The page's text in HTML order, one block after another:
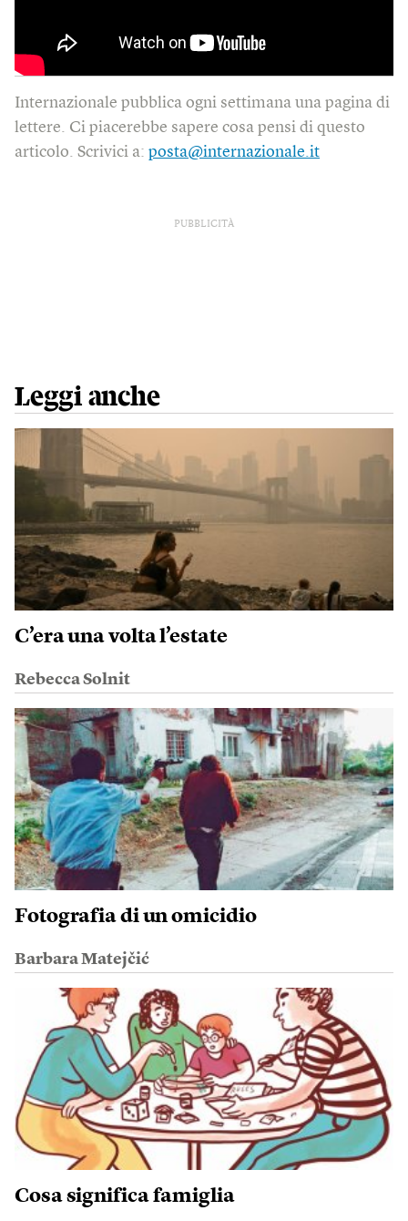
Internazionale pubblica ogni settimana una pagina di
lettere. Ci piacerebbe sapere cosa pensi di questo
articolo. Scrivici a: posta@internazionale.it
PUBBLICITÀ
Leggi anche
C’era una volta l’estate
Rebecca Solnit
Fotografia di un omicidio
Barbara Matejčić
Cosa significa famiglia